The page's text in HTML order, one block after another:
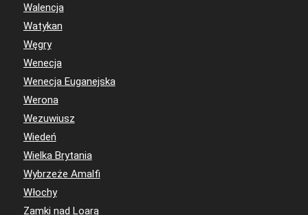
Walencja
Watykan
Węgry
Wenecja
Wenecja Euganejska
Werona
Wezuwiusz
Wiedeń
Wielka Brytania
Wybrzeże Amalfi
Włochy
Zamki nad Loarą